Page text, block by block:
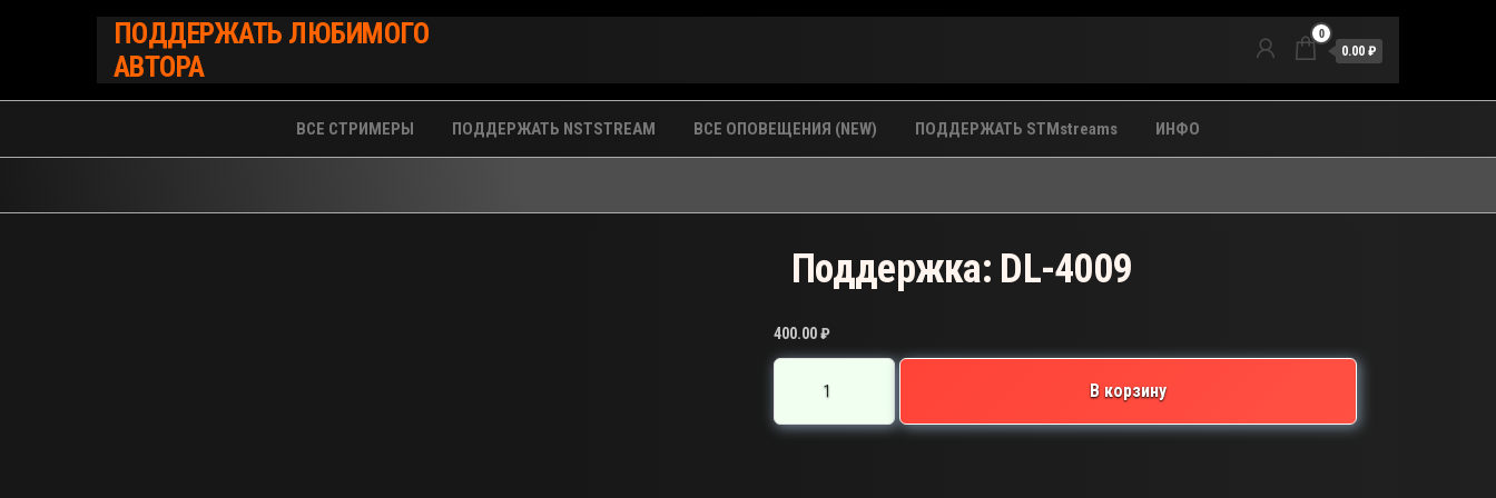
содержимому
ПОДДЕРЖАТЬ ЛЮБИМОГО
АВТОРА
0
0.00 ₽
ВСЕ СТРИМЕРЫ ПОДДЕРЖАТЬ NSTSTREAM ВСЕ ОПОВЕЩЕНИЯ (NEW) ПОДДЕРЖАТЬ STMstreams ИНФО
Поддержка: DL-4009
400.00₽
Количество
товара
Поддержка:
В корзину